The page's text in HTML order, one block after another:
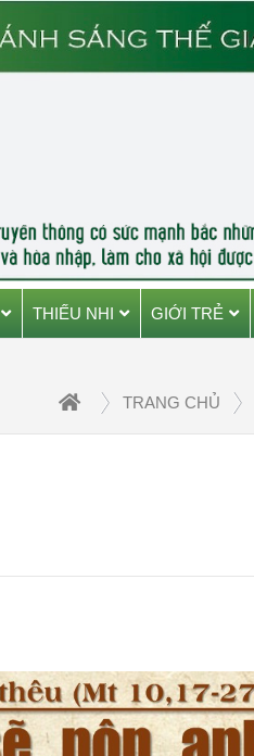
THIẾU NHI GIỚI TRẺ
TRANG CHỦ